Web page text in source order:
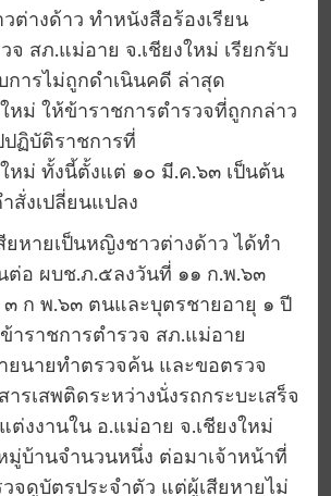
ต่างด้าว ทำหนังสือร้องเรียน
จ สภ.แม่อาย จ.เชียงใหม่ เรียกรับ
ารไม่ถูกดำเนินคดี ล่าสุด
หม่ ให้ข้าราชการตำรวจที่ถูกกล่าว
ฏิบัติราชการที่
ใหม่ ทั้งนี้ตั้งแต่ ๑๐ มี.ค.๖๓ เป็นต้น
สั่งเปลี่ยนแปลง
หายเป็นหญิงชาวต่างด้าว ได้ทำ
ต่อ ผบช.ภ.๕ลงวันที่ ๑๑ ก.พ.๖๓
๓ ก พ.๖๓ ตนและบุตรชายอายุ ๑ ปี
าราชการตำรวจ สภ.แม่อาย
ยนายทำตรวจค้น และขอตรวจ
ารเสพติดระหว่างนั่งรถกระบะเสร็จ
ต่งงานใน อ.แม่อาย จ.เชียงใหม่
บ้านจำนวนหนึ่ง ต่อมาเจ้าหน้าที่
จดูบัตรประจำตัว แต่ผู้เสียหายไม่